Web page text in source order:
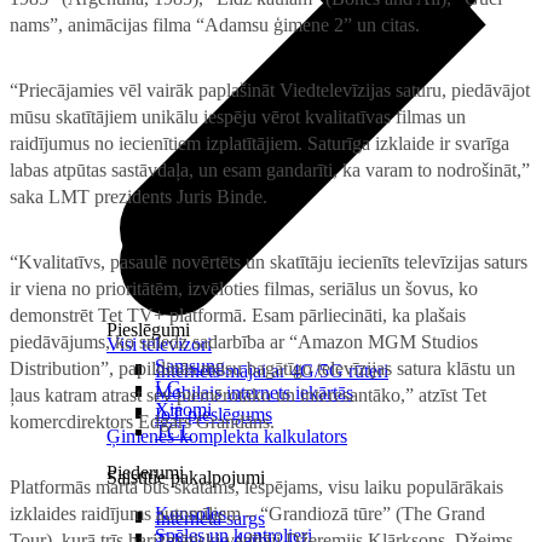
Pieslēgumi
Internets mājai ar 4G/5G rūteri
Mobilais internets iekārtās
IoT pieslēgums
Ģimenes komplekta kalkulators
Saistītie pakalpojumi
Interneta sargs
Visi televizori
Samsung
LG
Xiaomi
TCL
Piederumi
Konsoles
Spēles un kontrolieri
nams”, animācijas filma “Adamsu ģimene 2” un citas.
“Priecājamies vēl vairāk paplašināt Viedtelevīzijas saturu, piedāvājot
mūsu skatītājiem unikālu iespēju vērot kvalitatīvas filmas un
raidījumus no iecienītiem izplatītājiem. Saturīga izklaide ir svarīga
labas atpūtas sastāvdaļa, un esam gandarīti, ka varam to nodrošināt,”
saka LMT prezidents Juris Binde.
“Kvalitatīvs, pasaulē novērtēts un skatītāju iecienīts televīzijas saturs
ir viena no prioritātēm, izvēloties filmas, seriālus un šovus, ko
demonstrēt Tet TV+ platformā. Esam pārliecināti, ka plašais
piedāvājums, ko sniedz sadarbība ar “Amazon MGM Studios
Distribution”, papildinās mūsu bagātīgo televīzijas satura klāstu un
ļaus katram atrast sev piemērotāko un interesantāko,” atzīst Tet
komercdirektors Edgars Grandāns.
Platformās martā būs skatāms, iespējams, visu laiku populārākais
izklaides raidījums automīļiem – “Grandiozā tūre” (The Grand